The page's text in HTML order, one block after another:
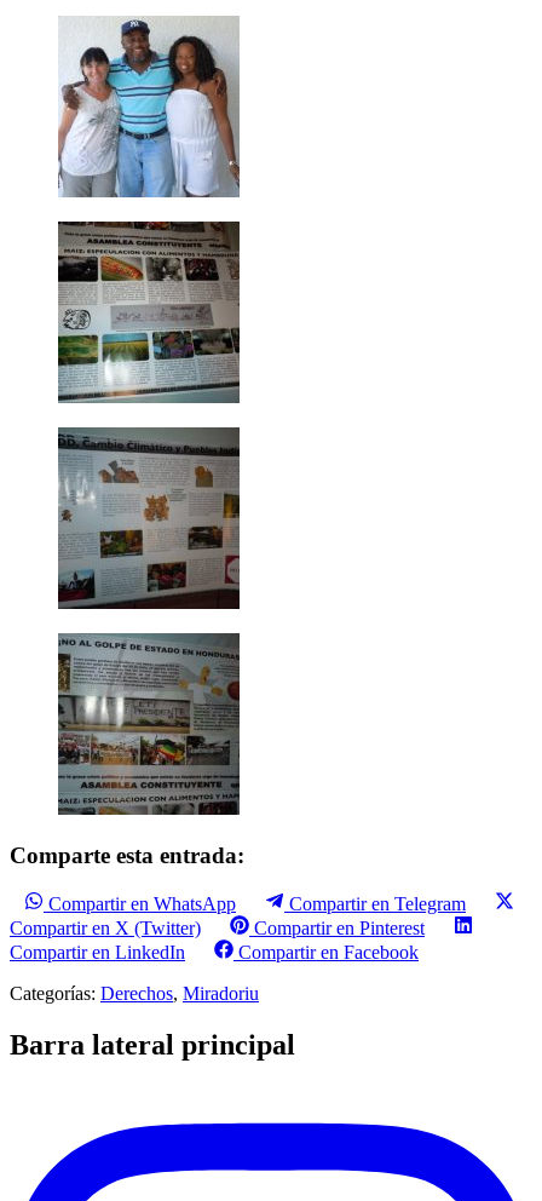
Comparte esta entrada:
Compartir en WhatsApp
Compartir en Telegram
Compartir en X (Twitter)
Compartir en Pinterest
Compartir en LinkedIn
Compartir en Facebook
Categorías: Derechos, Miradoriu
Barra lateral principal